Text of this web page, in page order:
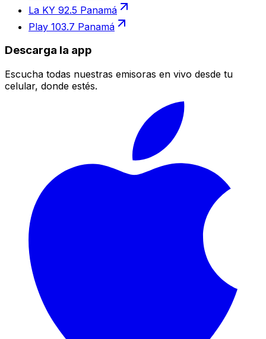
La KY 92.5 Panamá
Play 103.7 Panamá
Descarga la app
Escucha todas nuestras emisoras en vivo desde tu
celular, donde estés.